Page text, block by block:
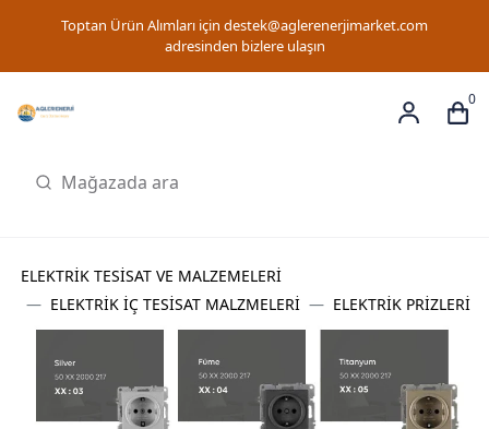
Toptan Ürün Alımları için destek@aglerenerjimarket.com
adresinden bizlere ulaşın
0
ELEKTRİK TESİSAT VE MALZEMELERİ
ELEKTRİK İÇ TESİSAT MALZMELERİ
ELEKTRİK PRİZLERİ